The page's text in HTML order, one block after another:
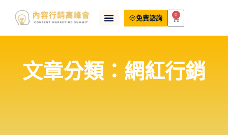
免費諮詢 0
文章分類：網紅行銷